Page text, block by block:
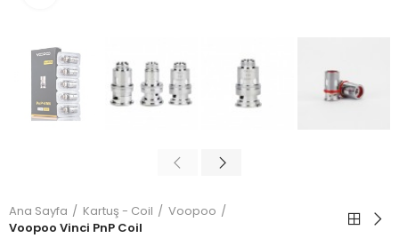
Ana Sayfa Kartuş - Coil
Voopoo
Voopoo Vinci PnP Coil